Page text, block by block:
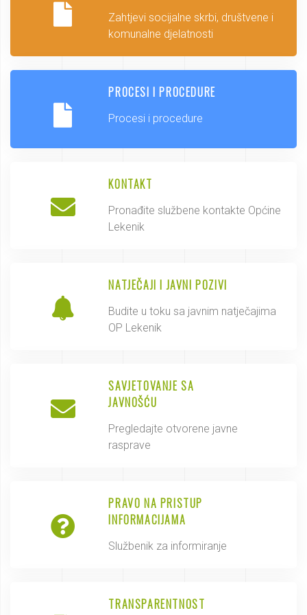
Zahtjevi socijalne skrbi, društvene i
komunalne djelatnosti
PROCESI I PROCEDURE
Procesi i procedure
KONTAKT
Pronađite službene kontakte Općine
Lekenik
NATJEČAJI I JAVNI POZIVI
Budite u toku sa javnim natječajima
OP Lekenik
SAVJETOVANJE SA
JAVNOŠĆU
Pregledajte otvorene javne
rasprave
PRAVO NA PRISTUP
INFORMACIJAMA
Službenik za informiranje
TRANSPARENTNOST